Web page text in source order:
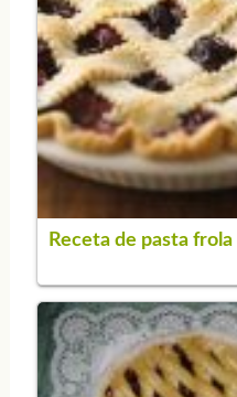
Receta de pasta